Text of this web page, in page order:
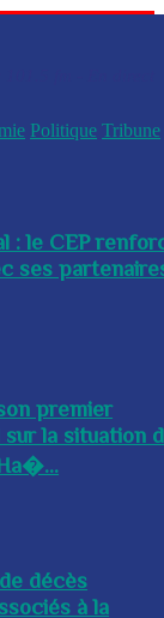
Politique Tribune
: le CEP
ses
premier
la situation
décès
à la